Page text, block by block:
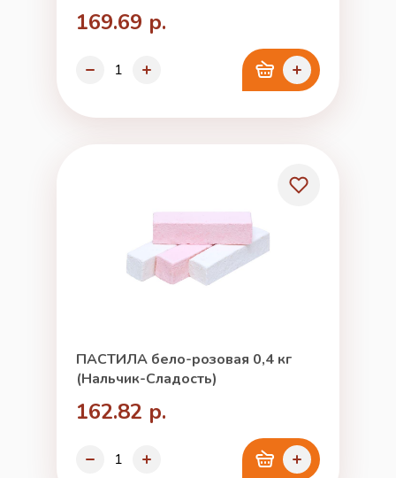
169.69 р.
ПАСТИЛА бело-розовая 0,4 кг
(Нальчик-Сладость)
162.82 р.